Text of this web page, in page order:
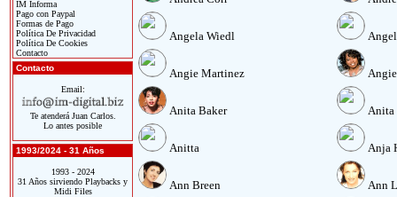
IM Informa
Pago con Paypal
Formas de Pago
Política De Privacidad
Política De Cookies
Contacto
Contacto
Email:
Te atenderá Juan Carlos.
Lo antes posible
1993/2024 - 31 Años
1993 - 2024
31 Años sirviendo Playbacks y
Midi Files
Angela Wiedl
Angie Martinez
Anita Baker Anita
Anitta Anja
Ann Breen Ann